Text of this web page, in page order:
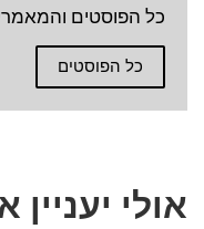
כל הפוסטים
כל הפוסטים
אולי